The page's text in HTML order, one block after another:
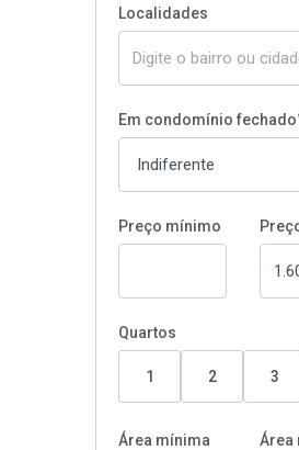
Localidades
Em condomínio
Preço mínimo
Quartos
1 2 3
Área mínima Área